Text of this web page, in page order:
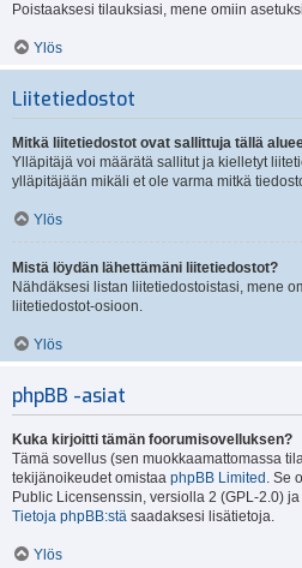
Poistaaksesi tilauksiasi, mene omiin
Ylös
Liitetiedostot
Mitkä liitetiedostot ovat sallittuja tällä
Ylläpitäjä voi määrätä sallitut ja kielletyt
ylläpitäjään mikäli et ole varma mitkä
Ylös
Mistä löydän lähettämäni liitetiedostot?
Nähdäksesi listan liitetiedostoistasi, mene
liitetiedostot-osioon.
Ylös
phpBB -asiat
Kuka kirjoitti tämän foorumisovelluksen?
Tämä sovellus (sen muokkaamattomassa
tekijänoikeudet omistaa phpBB Limited . Se
Public Licensenssin, versiolla 2 (GPL-2.0)
Tietoja phpBB:stä saadaksesi lisätietoja.
Ylös